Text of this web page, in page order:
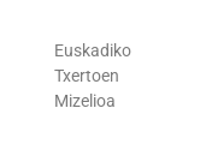
Euskadiko
Txertoen
Mizelioa